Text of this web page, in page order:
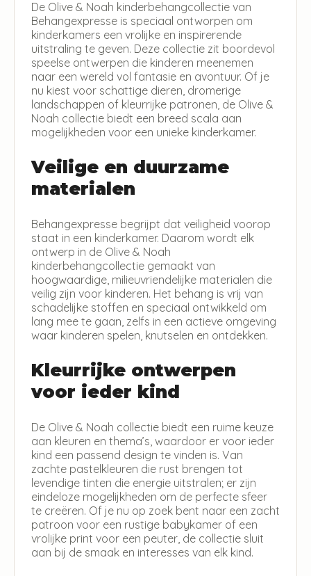
De Olive & Noah kinderbehangcollectie van
Behangexpresse is speciaal ontworpen om
kinderkamers een vrolijke en inspirerende
uitstraling te geven. Deze collectie zit boordevol
speelse ontwerpen die kinderen meenemen
naar een wereld vol fantasie en avontuur. Of je
nu kiest voor schattige dieren, dromerige
landschappen of kleurrijke patronen, de Olive &
Noah collectie biedt een breed scala aan
mogelijkheden voor een unieke kinderkamer.
Veilige en duurzame
materialen
Behangexpresse begrijpt dat veiligheid voorop
staat in een kinderkamer. Daarom wordt elk
ontwerp in de Olive & Noah
kinderbehangcollectie gemaakt van
hoogwaardige, milieuvriendelijke materialen die
veilig zijn voor kinderen. Het behang is vrij van
schadelijke stoffen en speciaal ontwikkeld om
lang mee te gaan, zelfs in een actieve omgeving
waar kinderen spelen, knutselen en ontdekken.
Kleurrijke ontwerpen
voor ieder kind
De Olive & Noah collectie biedt een ruime keuze
aan kleuren en thema’s, waardoor er voor ieder
kind een passend design te vinden is. Van
zachte pastelkleuren die rust brengen tot
levendige tinten die energie uitstralen; er zijn
eindeloze mogelijkheden om de perfecte sfeer
te creëren. Of je nu op zoek bent naar een zacht
patroon voor een rustige babykamer of een
vrolijke print voor een peuter, de collectie sluit
aan bij de smaak en interesses van elk kind.